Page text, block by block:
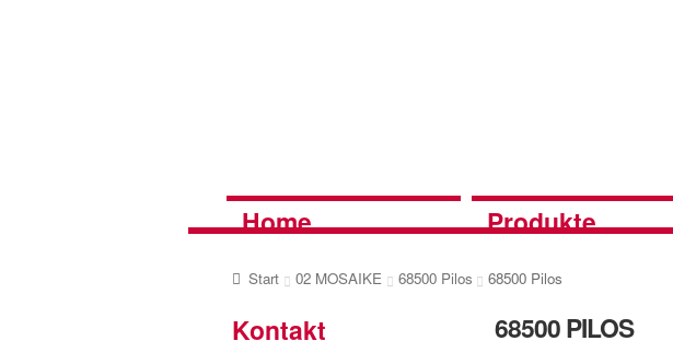
Home Produkte
Start 02 MOSAIKE 68500 Pilos 68500 Pilos
68500 PILOS
Kontakt